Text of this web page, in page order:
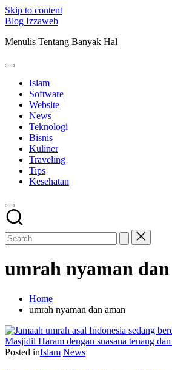
Skip to content
Blog Izzaweb
Menulis Tentang Banyak Hal
Islam
Software
Website
News
Teknologi
Bisnis
Kuliner
Traveling
Tips
Kesehatan
umrah nyaman
Home
umrah nyaman dan aman
Posted inIslam News